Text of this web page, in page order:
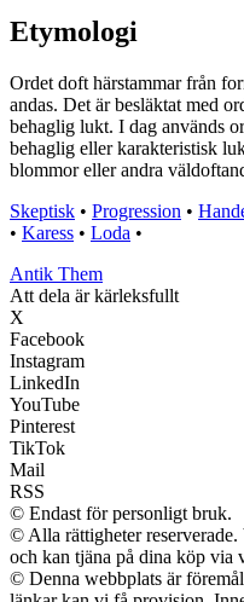
Etymologi
Ordet doft härstammar från
andas. Det är besläktat med
behaglig lukt. I dag används
behaglig eller karakteristisk
blommor eller andra
Skeptisk • Progression •
• Karess • Loda •
Antik Them
Att dela är kärleksfullt
X
Facebook
Instagram
LinkedIn
YouTube
Pinterest
TikTok
Mail
RSS
© Endast för personligt bruk.
© Alla rättigheter
och kan tjäna på dina köp via
© Denna webbplats är